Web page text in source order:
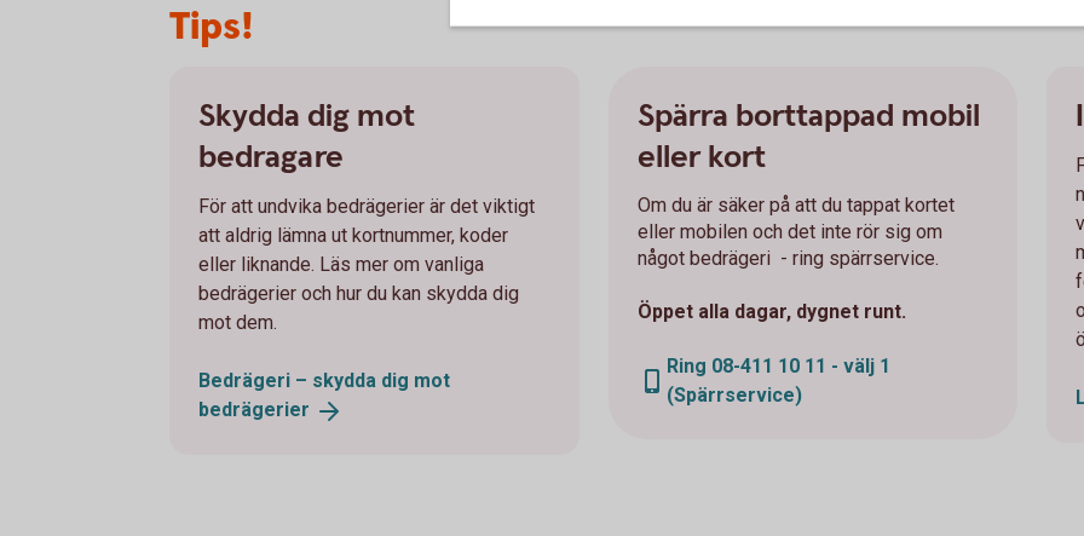
Tips!
Skydda dig mot
bedragare
För att undvika bedrägerier är det viktigt
att aldrig lämna ut kortnummer, koder
eller liknande. Läs mer om vanliga
bedrägerier och hur du kan skydda dig
mot dem.
Bedrägeri – skydda dig mot
bedrägerier
Spärra borttappad mobil
eller kort
Om du är säker på att du tappat kortet
eller mobilen och det inte rör sig om
något bedrägeri - ring spärrservice.
Öppet alla dagar, dygnet runt.
Ring 08-411 10 11 - välj 1
(Spärrservice)